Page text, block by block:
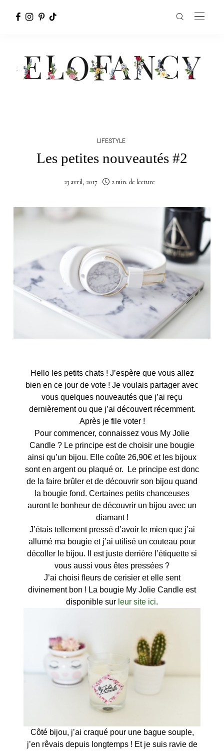
LIFESTYLE
Les petites nouveautés #2
23 avril, 2017 2 min. de lecture
Hello les petits chats ! J’espère que vous allez
bien en ce jour de vote ! Je voulais partager avec
vous quelques nouveautés que j’ai reçu
dernièrement ou que j’ai découvert récemment.
Après je file voter !
Pour commencer, connaissez vous My Jolie
Candle ? Le principe est de choisir une bougie
ainsi qu’un bijou. Elle coûte 26,90€ et les bijoux
sont en argent ou plaqué or. Le principe est donc
de la faire brûler et de découvrir son bijou quand
la bougie fond. Certaines petits chanceuses
auront le bonheur de découvrir un bijou avec un
diamant !
J’étais tellement pressé d’avoir le mien que j’ai
allumé ma bougie et j’ai utilisé un couteau pour
décoller le bijou. Il est juste derrière l’étiquette si
vous aussi vous êtes pressées ?
J’ai choisi fleurs de cerisier et elle sent
divinement bon ! La bougie My Jolie Candle est
disponible sur leur site ici.
Côté bijou, j’ai craqué pour une bague souple,
j’en rêvais depuis longtemps ! Et je suis ravie de